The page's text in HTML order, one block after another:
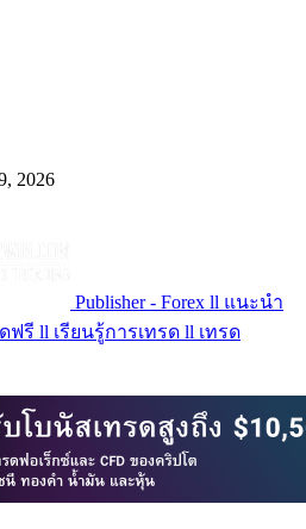
2026
Publisher - Forex ll แนะนำ
รี ll เรียนรู้การเทรด ll เทรด